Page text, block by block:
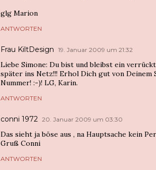
glg Marion
ANTWORTEN
Frau KiltDesign 19. Januar 2009 um 21:32
Liebe Simone: Du bist und bleibst ein
später ins Netz!!! Erhol Dich gut von Deinem
Nummer! :-)! LG, Karin.
ANTWORTEN
conni 1972 20. Januar 2009 um 03:30
Das sieht ja böse aus , na Hauptsache kein
Gruß Conni
ANTWORTEN